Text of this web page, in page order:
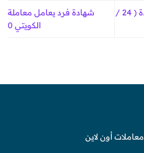
تسجيل وإعادة قيد مادة ( 24 /
شهادة فرد يعامل معاملة
الكويتي 0
معاملات أون لاين